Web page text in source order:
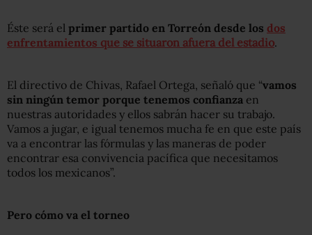
Éste será el primer partido en Torreón desde los dos
enfrentamientos que se situaron afuera del estadio.
El directivo de Chivas, Rafael Ortega, señaló que “vamos
sin ningún temor porque tenemos confianza en
nuestras autoridades y ellos sabrán hacer su trabajo.
Vamos a jugar, e igual tenemos mucha fe en que este país
va a encontrar las fórmulas y las maneras de poder
encontrar esa convivencia pacífica que necesitamos
todos los mexicanos”.
Pero cómo va el torneo